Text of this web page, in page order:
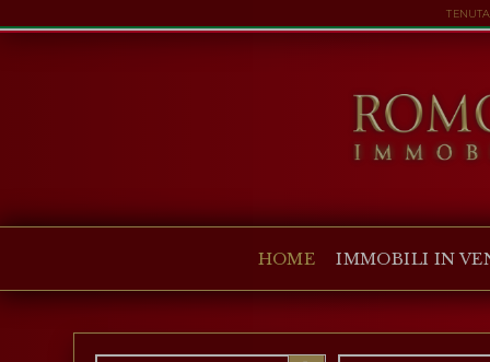
HOME IMMOBILI IN
COMPANY